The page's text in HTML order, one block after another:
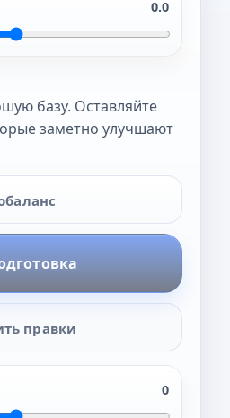
0.0
базу. Оставляйте
заметно улучшают
правки
0